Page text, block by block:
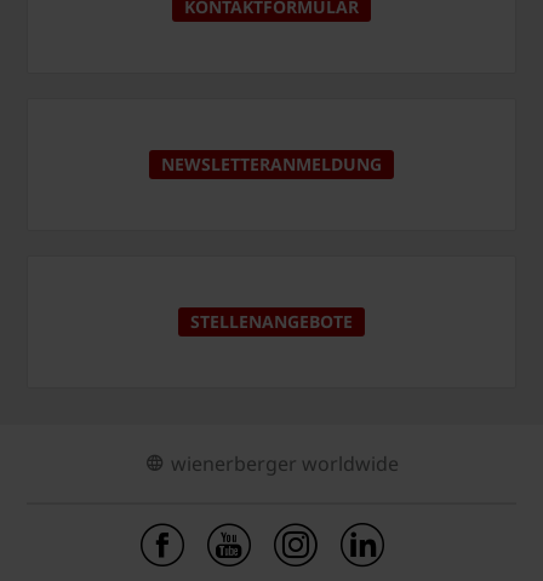
KONTAKTFORMULAR
NEWSLETTERANMELDUNG
STELLENANGEBOTE
wienerberger worldwide